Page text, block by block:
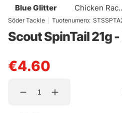
Blue Glitter
Chicken Race
UV
Söder Tackle Tuotenumero:
Scout SpinTail 21g
€4.60